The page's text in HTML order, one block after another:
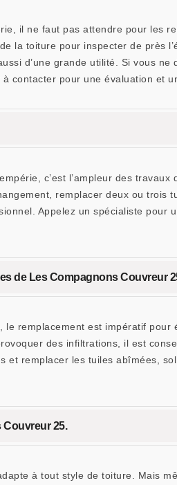
il ne faut pas attendre pour les
la toiture pour inspecter de près
d’une grande utilité. Si vous
contacter pour une évaluation et
c’est l’ampleur des
remplacer deux ou trois
Appelez un spécialiste pour
de Les Compagnons Couvreur
remplacement est impératif pour
des infiltrations, il est
remplacer les tuiles abîmées,
Couvreur 25.
à tout style de toiture. Mais